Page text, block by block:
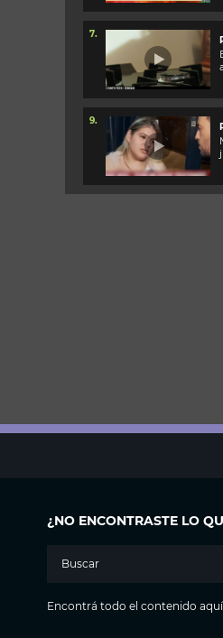
7.
9.
¿NO ENCONTRASTE LO
Encontrá todo el contenido aquí